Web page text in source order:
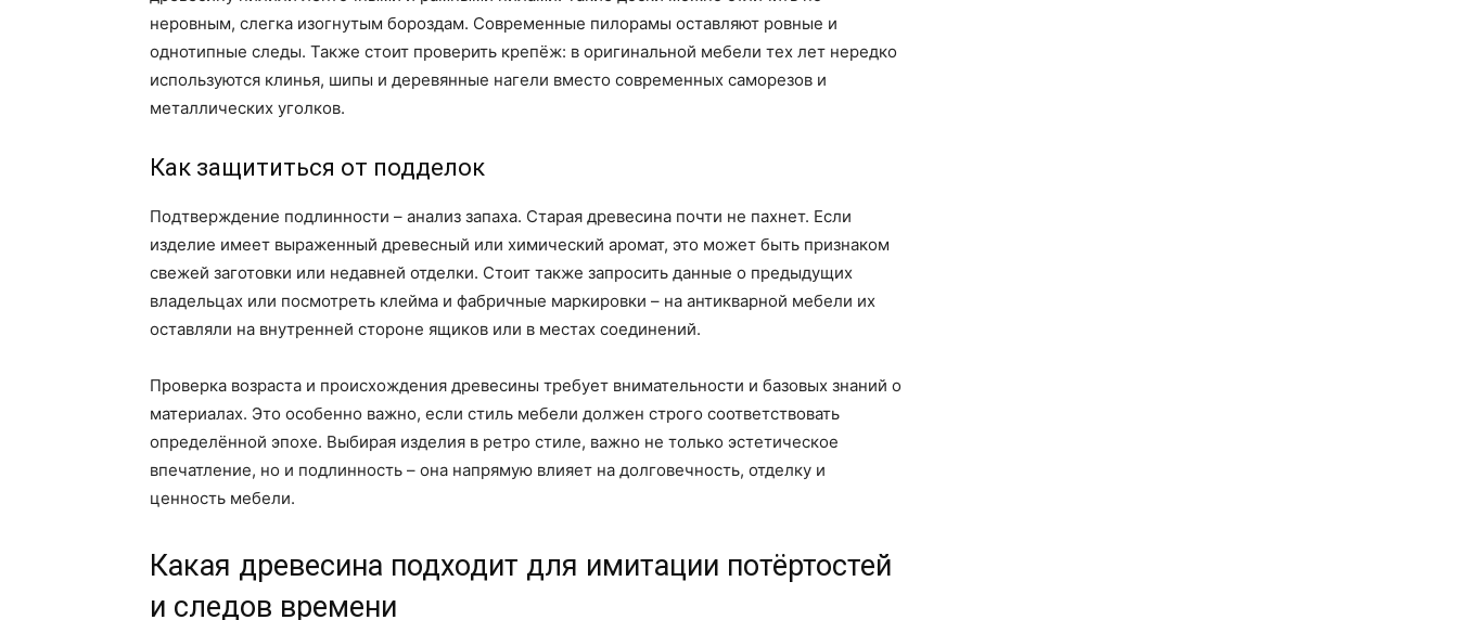
неровным, слегка изогнутым бороздам. Современные пилорамы оставляют ровные и
однотипные следы. Также стоит проверить крепёж: в оригинальной мебели тех лет нередко
используются клинья, шипы и деревянные нагели вместо современных саморезов и
металлических уголков.
Как защититься от подделок
Подтверждение подлинности – анализ запаха. Старая древесина почти не пахнет. Если
изделие имеет выраженный древесный или химический аромат, это может быть признаком
свежей заготовки или недавней отделки. Стоит также запросить данные о предыдущих
владельцах или посмотреть клейма и фабричные маркировки – на антикварной мебели их
оставляли на внутренней стороне ящиков или в местах соединений.
Проверка возраста и происхождения древесины требует внимательности и базовых знаний о
материалах. Это особенно важно, если стиль мебели должен строго соответствовать
определённой эпохе. Выбирая изделия в ретро стиле, важно не только эстетическое
впечатление, но и подлинность – она напрямую влияет на долговечность, отделку и
ценность мебели.
Какая древесина подходит для имитации потёртостей
и следов времени